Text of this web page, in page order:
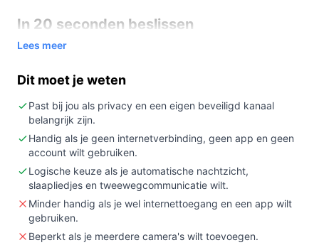
In 20 seconden beslissen
Kopen als:
tweewegcommunicatie, temperatuuraanduiding en
8 slaapliedjes.
Niet kopen als:
hebt of bediening via een smartphone/app
verwacht (dit model is niet uitbreidbaar en werkt
zonder wifi/app).
Belangrijkste check:controleer in de specificaties
of de triggermodus klopt (in de ene bron wordt
VOX/voice‑activatie genoemd; in de specificaties
staat ook dat geluidsactivatie uit is).
Lees meer
Dit moet je weten
Past bij jou als privacy en een eigen beveiligd kanaal
belangrijk zijn.
Handig als je geen internetverbinding, geen app en geen
account wilt gebruiken.
Logische keuze als je automatische nachtzicht,
slaapliedjes en tweewegcommunicatie wilt.
Minder handig als je wel internettoegang en een app wilt
gebruiken.
Beperkt als je meerdere camera's wilt toevoegen.